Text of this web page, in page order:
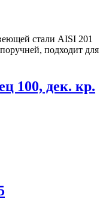
100, дек. кр.